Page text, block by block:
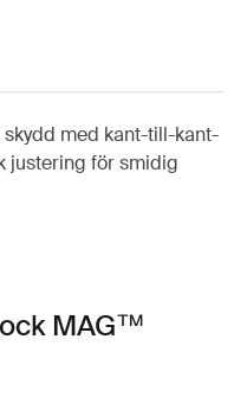
med kant-till-kant-
justering för smidig
MAG™